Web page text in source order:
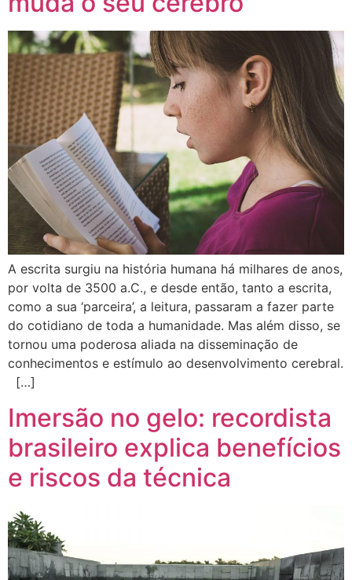
A escrita surgiu na história humana há milhares de anos,
por volta de 3500 a.C., e desde então, tanto a escrita,
como a sua ‘parceira’, a leitura, passaram a fazer parte
do cotidiano de toda a humanidade. Mas além disso, se
tornou uma poderosa aliada na disseminação de
conhecimentos e estímulo ao desenvolvimento cerebral.
[…]
Imersão no gelo: recordista
brasileiro explica benefícios
e riscos da técnica